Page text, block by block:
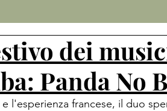
dei
Panda No
l'esperienza francese, il duo